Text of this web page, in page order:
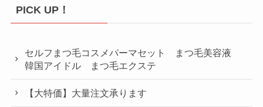
PICK UP！
セルフまつ毛コスメパーマセット まつ毛美容液
韓国アイドル まつ毛エクステ
【大特価】大量注文承ります